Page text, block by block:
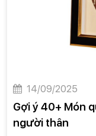
14/09/2025
Gợi ý 40+ Món
người thân